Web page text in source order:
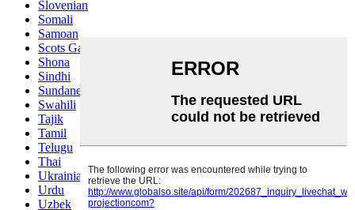
Slovenian
Somali
Samoan
Scots Gaelic
Shona
Sindhi
Sundanese
Swahili
Tajik
Tamil
Telugu
Thai
Ukrainian
Urdu
Uzbek